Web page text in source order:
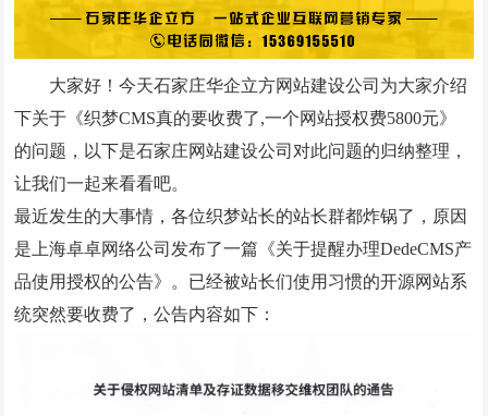
小红书代运营
知乎代运营
geo
网站案例
网站建设案例
微信小程序案例
全网营销案例
大家好！今天石家庄华企立方网站建设公司为大家介绍
下关于《织梦CMS真的要收费了,一个网站授权费5800元》
的问题，以下是石家庄网站建设公司对此问题的归纳整理，
让我们一起来看看吧。
最近发生的大事情，各位织梦站长的站长群都炸锅了，原因
是上海卓卓网络公司发布了一篇《关于提醒办理DedeCMS产
品使用授权的公告》。已经被站长们使用习惯的开源网站系
统突然要收费了，公告内容如下：